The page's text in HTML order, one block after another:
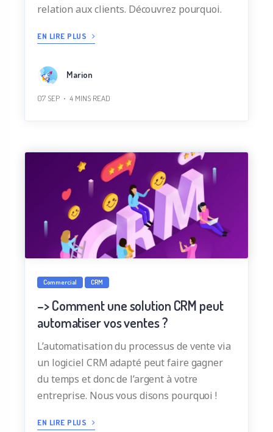
relation aux clients. Découvrez pourquoi.
EN LIRE PLUS
Marion
07 SEP 4 MINS READ
Commercial CRM
–> Comment une solution CRM peut
automatiser vos ventes ?
L’automatisation du processus de vente via
un logiciel CRM adapté peut faire gagner
du temps et donc de l’argent à votre
entreprise. Nous vous disons pourquoi !
EN LIRE PLUS